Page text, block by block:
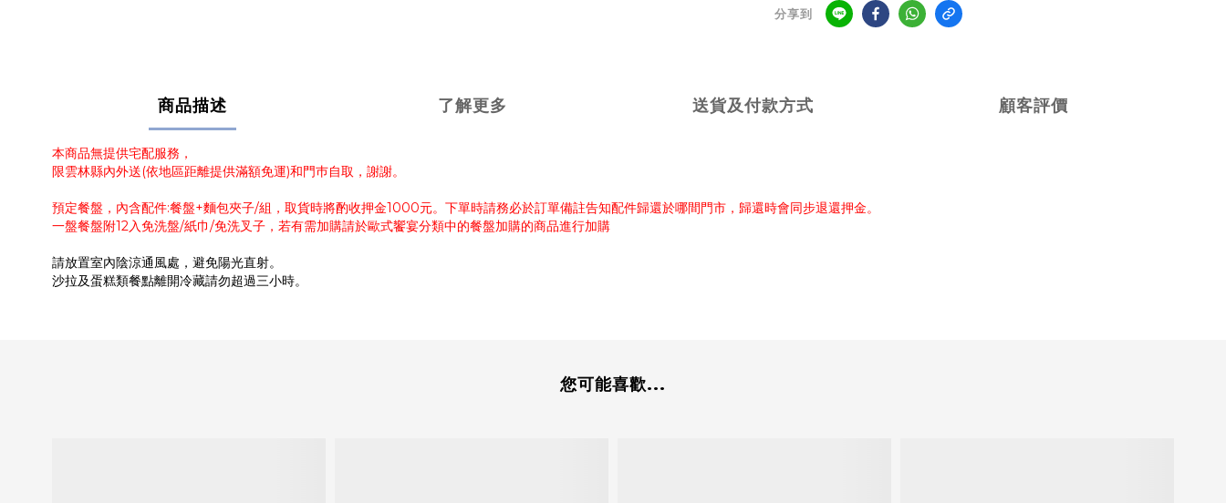
分享到
商品描述 了解更多 送貨及付款方式 顧客評價
本商品無提供宅配服務，
限雲林縣內外送(依地區距離提供滿額免運)和門巿自取，謝謝。
預定餐盤，內含配件:餐盤+麵包夾子/組，取貨時將酌收押金1000元。下單時請務必於訂單備註告知配件歸還於哪間門市，歸還時會同步退還押金。
一盤餐盤附12入免洗盤/紙巾/免洗叉子，若有需加購請於歐式饗宴分類中的餐盤加購的商品進行加購
請放置室內陰涼通風處，避免陽光直射。
沙拉及蛋糕類餐點離開冷藏請勿超過三小時。
您可能喜歡...